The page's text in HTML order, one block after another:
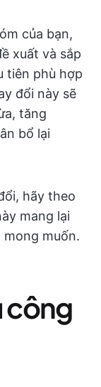
của bạn,
xuất và sắp
tiên phù hợp
đổi này sẽ
tăng
bổ lại
hãy theo
mang lại
muốn.
công